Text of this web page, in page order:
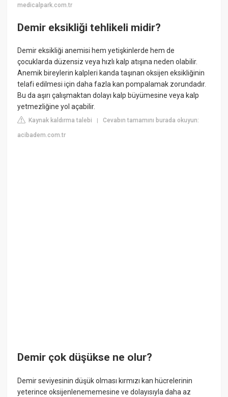
medicalpark.com.tr
Demir eksikliği tehlikeli midir?
Demir eksikliği anemisi hem yetişkinlerde hem de
çocuklarda düzensiz veya hızlı kalp atışına neden olabilir.
Anemik bireylerin kalpleri kanda taşınan oksijen eksikliğinin
telafi edilmesi için daha fazla kan pompalamak zorundadır.
Bu da aşırı çalışmaktan dolayı kalp büyümesine veya kalp
yetmezliğine yol açabilir.
Kaynak kaldırma talebi |Cevabın tamamını burada okuyun:
acibadem.com.tr
Demir çok düşükse ne olur?
Demir seviyesinin düşük olması kırmızı kan hücrelerinin
yeterince oksijenlenememesine ve dolayısıyla daha az